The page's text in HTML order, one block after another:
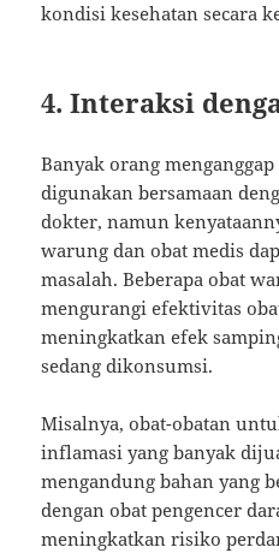
kondisi kesehatan secara
4.Interaksi
Banyak orang
digunakan bersamaan
dokter, namun
warung dan obat medis
masalah. Beberapa obat
mengurangi efektivitas
meningkatkan efek
sedang dikonsumsi.
Misalnya, obat-obatan
inflamasi yang banyak
mengandung bahan yang
dengan obat pengencer
meningkatkan risiko